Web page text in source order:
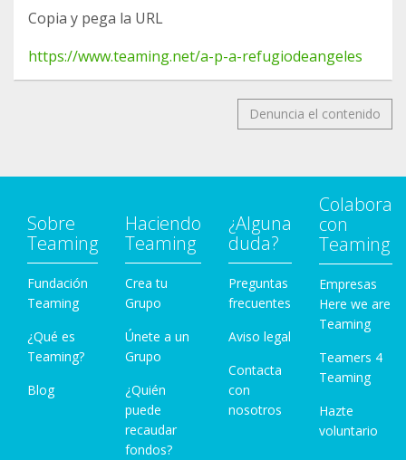
https://www.facebook.com/docatmultiespacio/pos
ts/1757652651068816
https://www.facebook.com/Esterilizacion.Solidaria.
47759/
Huelva capital (fecha abierta) Pide cita 959 870 704
…/photos/a.402116336599499/1513079448836510
www.facebook.com/977425799013351/posts/2084
294328326487
Madrid capital (hasta 31 enero) Pide cita 622 40 13
61
www.facebook.com/977425799013351/posts/2084
383904984196/
Navalcarnero (hasta 31 enero) Pide cita 911 96 35
www.facebook.com/977425799013351/posts/2084
Copia y pega la URL
https://www.teaming.net/a-p-a-refugiodeangeles
Denuncia el contenido
Sobre
Teaming
Fundación
Teaming
¿Qué es
Teaming?
Blog
Haciendo
Teaming
Crea tu
Grupo
Únete a un
Grupo
¿Quién
puede
recaudar
fondos?
¿Alguna
duda?
Preguntas
frecuentes
Aviso legal
Contacta
con
nosotros
Colabora
con
Teaming
Empresas
Here we are
Teaming
Teamers 4
Teaming
Hazte
voluntario